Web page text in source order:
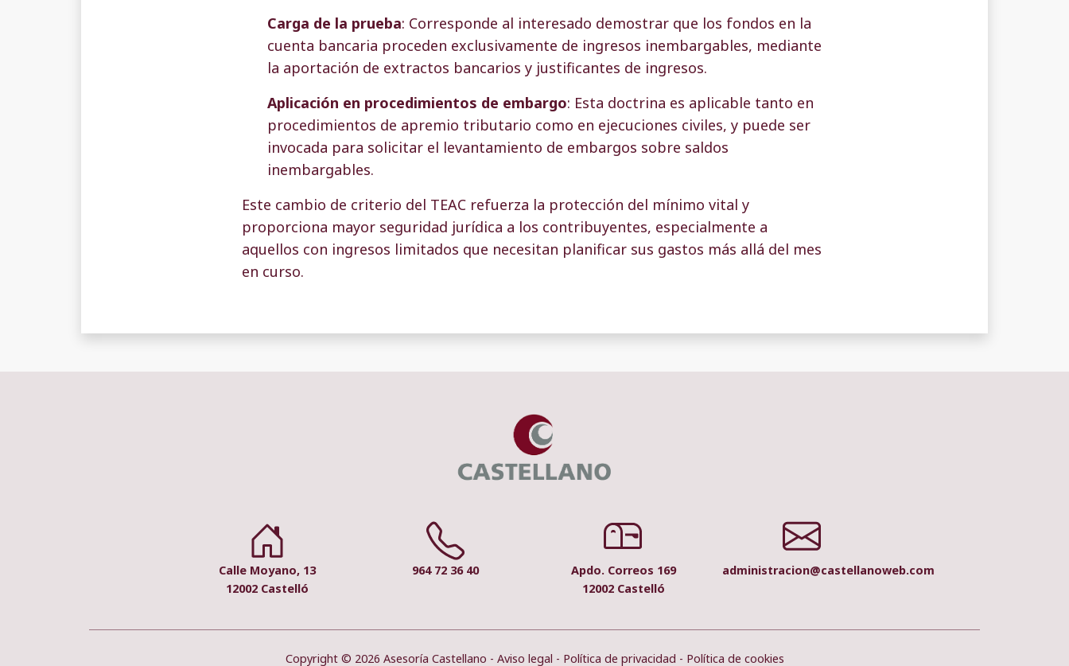
Carga de la prueba: Corresponde al interesado demostrar que los fondos en la
cuenta bancaria proceden exclusivamente de ingresos inembargables, mediante
la aportación de extractos bancarios y justificantes de ingresos.
Aplicación en procedimientos de embargo: Esta doctrina es aplicable tanto en
procedimientos de apremio tributario como en ejecuciones civiles, y puede ser
invocada para solicitar el levantamiento de embargos sobre saldos
inembargables.
Este cambio de criterio del TEAC refuerza la protección del mínimo vital y
proporciona mayor seguridad jurídica a los contribuyentes, especialmente a
aquellos con ingresos limitados que necesitan planificar sus gastos más allá del mes
en curso.
Calle Moyano, 13
12002 Castelló
964 72 36 40
Apdo. Correos 169
12002 Castelló
administracion@castellanoweb.com
Copyright © 2026 Asesoría Castellano - Aviso legal - Política de privacidad - Política de cookies